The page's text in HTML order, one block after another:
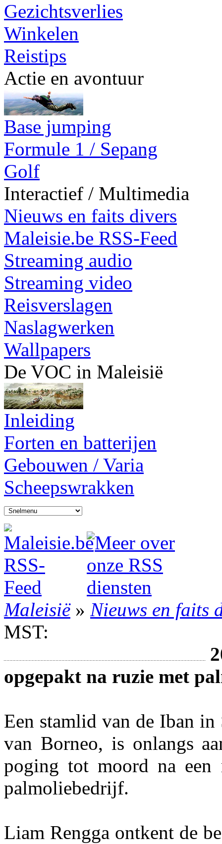
Gezichtsverlies
Winkelen
Reistips
Actie en avontuur
Base jumping
Formule 1 / Sepang
Golf
Interactief / Multimedia
Nieuws en faits divers
Maleisie.be RSS-Feed
Streaming audio
Streaming video
Reisverslagen
Naslagwerken
Wallpapers
De VOC in Maleisië
Inleiding
Forten en batterijen
Gebouwen / Varia
Scheepswrakken
Maleisië» Nieuws en faits
MST:
opgepakt na ruzie met
Een stamlid van de Iban
van Borneo, is onlangs
poging tot moord na een
palmoliebedrijf.
Liam Rengga ontkent de